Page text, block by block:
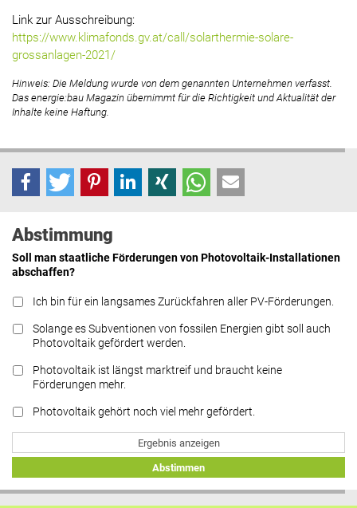
Link zur Ausschreibung:
https://www.klimafonds.gv.at/call/solarthermie-solare-
grossanlagen-2021/
Hinweis: Die Meldung wurde von dem genannten Unternehmen verfasst.
Das energie:bau Magazin übernimmt für die Richtigkeit und Aktualität der
Inhalte keine Haftung.
Abstimmung
Soll man staatliche Förderungen von Photovoltaik-Installationen
abschaffen?
Ich bin für ein langsames Zurückfahren aller PV-Förderungen.
Solange es Subventionen von fossilen Energien gibt soll auch
Photovoltaik gefördert werden.
Photovoltaik ist längst marktreif und braucht keine
Förderungen mehr.
Photovoltaik gehört noch viel mehr gefördert.
Ergebnis anzeigen
Abstimmen